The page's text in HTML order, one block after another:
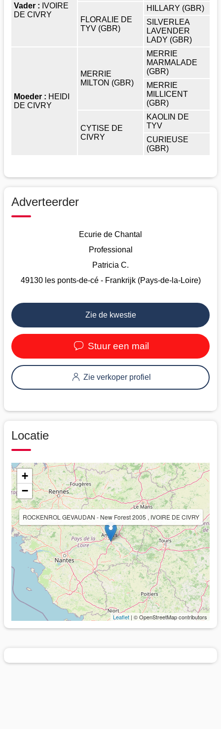
Vader : IVOIRE
DE CIVRY
FLORALIE DE
TYV (GBR)
HILLARY (GBR)
SILVERLEA
LAVENDER
LADY (GBR)
Moeder : HEIDI
DE CIVRY
MERRIE
MILTON (GBR)
MERRIE
MARMALADE
(GBR)
MERRIE
MILLICENT
(GBR)
CYTISE DE
CIVRY
KAOLIN DE
TYV
CURIEUSE
(GBR)
Adverteerder
Ecurie de Chantal
Professional
Patricia C.
49130 les ponts-de-cé - Frankrijk (Pays-de-la-Loire)
Zie de kwestie
Stuur een mail
Zie verkoper profiel
Locatie
ROCKENROL GEVAUDAN - New Forest 2005 , IVOIRE DE CIVRY
+
−
Leaflet | © OpenStreetMap contributors